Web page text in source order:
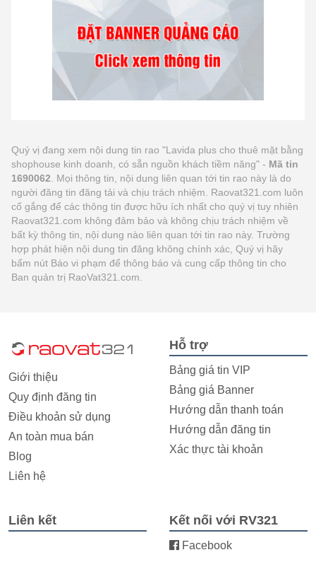
Quý vị đang xem nội dung tin rao "Lavida plus cho thuê mặt bằng
shophouse kinh doanh, có sẵn nguồn khách tiềm năng" - Mã tin
1690062 . Mọi thông tin, nội dung liên quan tới tin rao này là do
người đăng tin đăng tải và chịu trách nhiệm. Raovat321.com luôn
cố gắng để các thông tin được hữu ích nhất cho quý vị tuy nhiên
Raovat321.com không đảm bảo và không chịu trách nhiệm về
bất kỳ thông tin, nội dung nào liên quan tới tin rao này. Trường
hợp phát hiện nội dung tin đăng không chính xác, Quý vị hãy
bấm nút Báo vi phạm để thông báo và cung cấp thông tin cho
Ban quản trị RaoVat321.com.
Giới thiệu
Quy định đăng tin
Điều khoản sử dụng
An toàn mua bán
Blog
Liên hệ
Hỗ trợ
Bảng giá tin VIP
Bảng giá Banner
Hướng dẫn thanh toán
Hướng dẫn đăng tin
Xác thực tài khoản
Liên kết Kết nối với RV321
Facebook